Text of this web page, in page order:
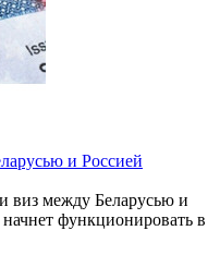
и Россией
виз между Беларусью и
функционировать в